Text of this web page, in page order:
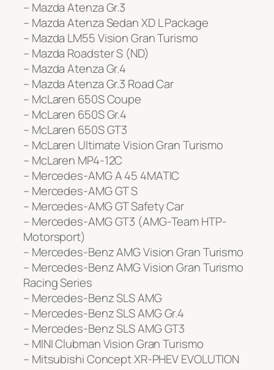
– Mazda Atenza Gr.3
– Mazda Atenza Sedan XD L Package
– Mazda LM55 Vision Gran Turismo
– Mazda Roadster S (ND)
– Mazda Atenza Gr.4
– Mazda Atenza Gr.3 Road Car
– McLaren 650S Coupe
– McLaren 650S Gr.4
– McLaren 650S GT3
– McLaren Ultimate Vision Gran Turismo
– McLaren MP4-12C
– Mercedes-AMG A 45 4MATIC
– Mercedes-AMG GT S
– Mercedes-AMG GT Safety Car
– Mercedes-AMG GT3 (AMG-Team HTP-
Motorsport)
– Mercedes-Benz AMG Vision Gran Turismo
– Mercedes-Benz AMG Vision Gran Turismo
Racing Series
– Mercedes-Benz SLS AMG
– Mercedes-Benz SLS AMG Gr.4
– Mercedes-Benz SLS AMG GT3
– MINI Clubman Vision Gran Turismo
– Mitsubishi Concept XR-PHEV EVOLUTION